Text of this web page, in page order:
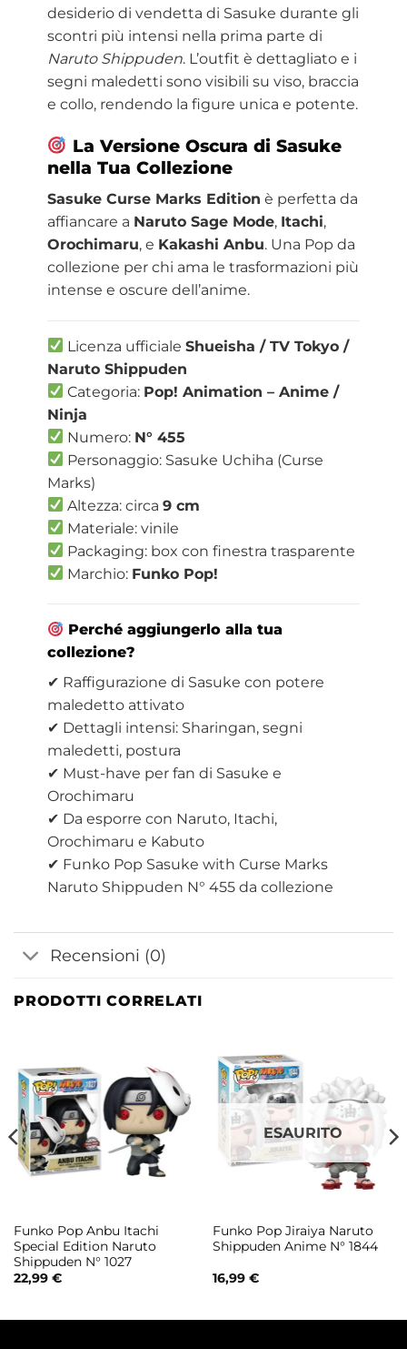
desiderio di vendetta di Sasuke durante gli
scontri più intensi nella prima parte di
Naruto Shippuden. L’outfit è dettagliato e i
segni maledetti sono visibili su viso, braccia
e collo, rendendo la figure unica e potente.
La Versione Oscura di Sasuke
nella Tua Collezione
Sasuke Curse Marks Edition è perfetta da
affiancare a Naruto Sage Mode, Itachi,
Orochimaru, e Kakashi Anbu. Una Pop da
collezione per chi ama le trasformazioni più
intense e oscure dell’anime.
Licenza ufficialeShueisha / TV Tokyo /
Naruto Shippuden
Categoria: Pop! Animation – Anime /
Ninja
Numero: N° 455
Personaggio: Sasuke Uchiha (Curse
Marks)
Altezza: circa9 cm
Materiale: vinile
Packaging: box con finestra trasparente
Marchio: Funko Pop!
Perché aggiungerlo alla tua
collezione?
✔ Raffigurazione di Sasuke con potere
maledetto attivato
✔ Dettagli intensi: Sharingan, segni
maledetti, postura
✔ Must-have per fan di Sasuke e
Orochimaru
✔ Da esporre con Naruto, Itachi,
Orochimaru e Kabuto
✔ Funko Pop Sasuke with Curse Marks
Naruto Shippuden N° 455 da collezione
Recensioni (0)
PRODOTTI CORRELATI
Funko Pop Anbu Itachi
Special Edition Naruto
Shippuden N° 1027
22,99 €
ESAURITO
Funko Pop Jiraiya Naruto
Shippuden Anime N° 1844
16,99 €